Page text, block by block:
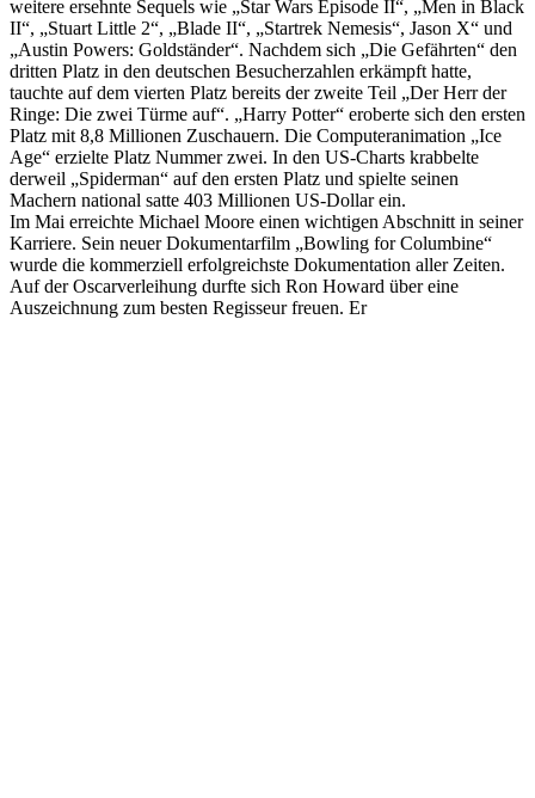
weitere ersehnte Sequels wie „Star Wars Episode II“, „Men in Black
II“, „Stuart Little 2“, „Blade II“, „Startrek Nemesis“, Jason X“ und
„Austin Powers: Goldständer“. Nachdem sich „Die Gefährten“ den
dritten Platz in den deutschen Besucherzahlen erkämpft hatte,
tauchte auf dem vierten Platz bereits der zweite Teil „Der Herr der
Ringe: Die zwei Türme auf“. „Harry Potter“ eroberte sich den ersten
Platz mit 8,8 Millionen Zuschauern. Die Computeranimation „Ice
Age“ erzielte Platz Nummer zwei. In den US-Charts krabbelte
derweil „Spiderman“ auf den ersten Platz und spielte seinen
Machern national satte 403 Millionen US-Dollar ein.
Im Mai erreichte Michael Moore einen wichtigen Abschnitt in seiner
Karriere. Sein neuer Dokumentarfilm „Bowling for Columbine“
wurde die kommerziell erfolgreichste Dokumentation aller Zeiten.
Auf der Oscarverleihung durfte sich Ron Howard über eine
Auszeichnung zum besten Regisseur freuen. Er